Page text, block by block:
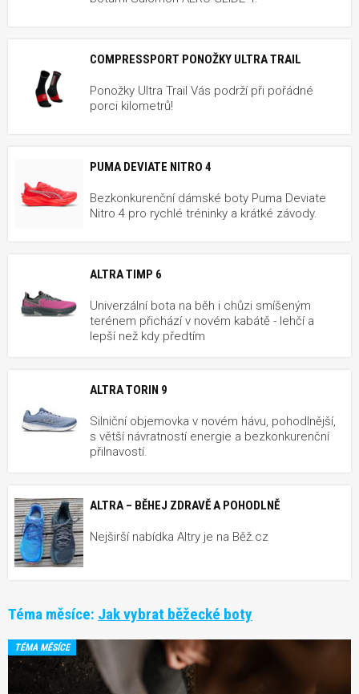
COMPRESSPORT PONOŽKY ULTRA TRAIL
Ponožky Ultra Trail Vás podrží při pořádné
porci kilometrů!
PUMA DEVIATE NITRO 4
Bezkonkurenční dámské boty Puma Deviate
Nitro 4 pro rychlé tréninky a krátké závody.
ALTRA TIMP 6
Univerzální bota na běh i chůzi smíšeným
terénem přichází v novém kabátě - lehčí a
lepší než kdy předtím
ALTRA TORIN 9
Silniční objemovka v novém hávu, pohodlnější,
s větší návratností energie a bezkonkurenční
přilnavostí.
ALTRA – BĚHEJ ZDRAVĚ A POHODLNĚ
Nejširší nabídka Altry je na Běž.cz
Téma měsíce: Jak vybrat běžecké boty
TÉMA MĚSÍCE